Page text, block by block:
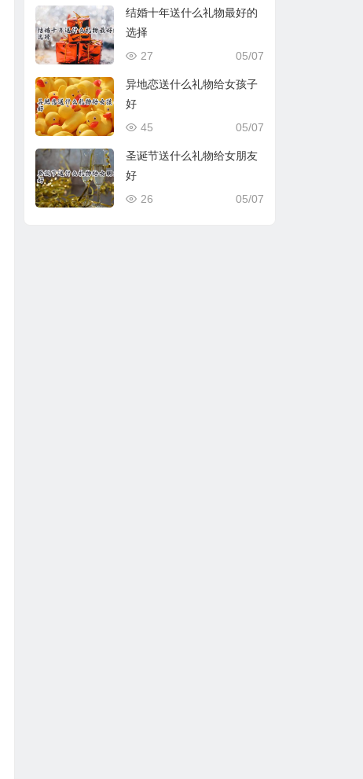
结婚十年送什么礼物最好的
选择
05/07
27
异地恋送什么礼物给女孩子
好
05/07
45
圣诞节送什么礼物给女朋友
好
05/07
26